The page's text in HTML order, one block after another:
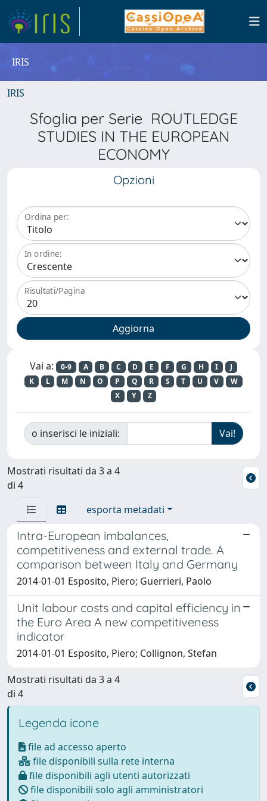
IRIS
IRIS
Sfoglia per Serie ROUTLEDGE
STUDIES IN THE EUROPEAN
ECONOMY
Opzioni
Ordina per:
In ordine:
Risultati/Pagina
Vai a: 0-9 A B C D E F G H I
J
K
L M N O P Q R S T U V
W
X
Y Z
o inserisci le iniziali:
Mostrati risultati da 3 a 4
di 4
esporta metadati
Intra-European imbalances,
competitiveness and external trade. A
comparison between Italy and Germany
2014-01-01 Esposito, Piero; Guerrieri, Paolo
Unit labour costs and capital efficiency in
the Euro Area A new competitiveness
indicator
2014-01-01 Esposito, Piero; Collignon, Stefan
Mostrati risultati da 3 a 4
di 4
Legenda icone
file ad accesso aperto
file disponibili sulla rete interna
file disponibili agli utenti autorizzati
file disponibili solo agli amministratori